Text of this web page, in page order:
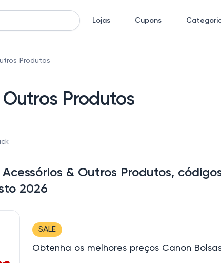
Lojas Cupons
Produtos
Produtos
& Outros Produtos,
2026
SALE
Obtenha os melhores preços Canon